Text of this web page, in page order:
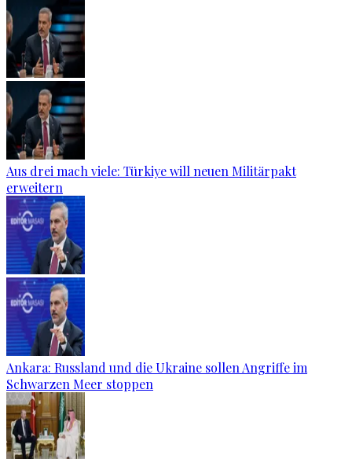
Aus drei mach viele: Türkiye will neuen Militärpakt
erweitern
Ankara: Russland und die Ukraine sollen Angriffe im
Schwarzen Meer stoppen